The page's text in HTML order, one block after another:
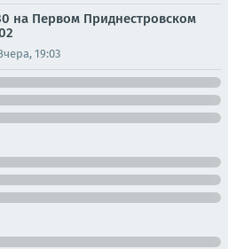
на Первом Приднестровском
19:03